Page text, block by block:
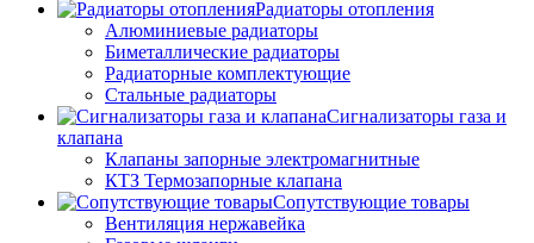
Радиаторы отопления
Алюминиевые радиаторы
Биметаллические радиаторы
Радиаторные комплектующие
Стальные радиаторы
Сигнализаторы газа и
клапана
Клапаны запорные электромагнитные
КТЗ Термозапорные клапана
Сопутствующие товары
Вентиляция нержавейка